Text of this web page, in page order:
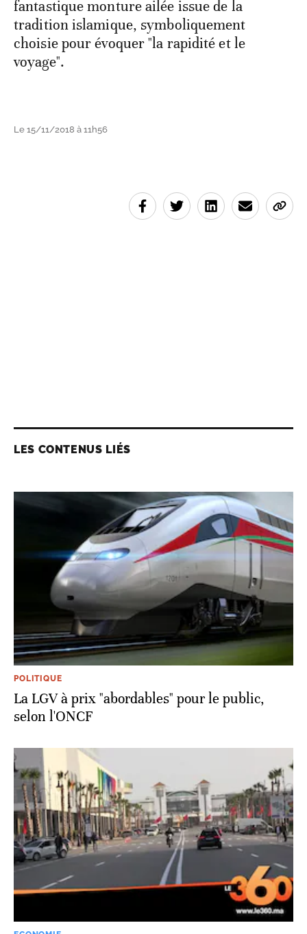
fantastique monture ailée issue de la
tradition islamique, symboliquement
choisie pour évoquer "la rapidité et le
voyage".
Le 15/11/2018 à 11h56
LES CONTENUS LIÉS
POLITIQUE
La LGV à prix "abordables" pour le public,
selon l'ONCF